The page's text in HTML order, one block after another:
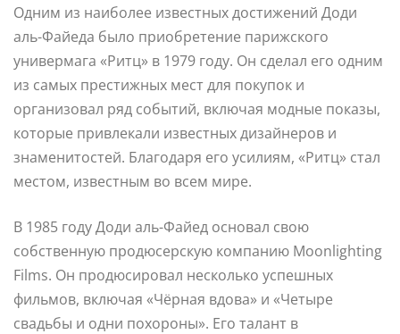
Одним из наиболее известных достижений Доди
аль-Файеда было приобретение парижского
универмага «Ритц» в 1979 году. Он сделал его одним
из самых престижных мест для покупок и
организовал ряд событий, включая модные показы,
которые привлекали известных дизайнеров и
знаменитостей. Благодаря его усилиям, «Ритц» стал
местом, известным во всем мире.
В 1985 году Доди аль-Файед основал свою
собственную продюсерскую компанию Moonlighting
Films. Он продюсировал несколько успешных
фильмов, включая «Чёрная вдова» и «Четыре
свадьбы и одни похороны». Его талант в